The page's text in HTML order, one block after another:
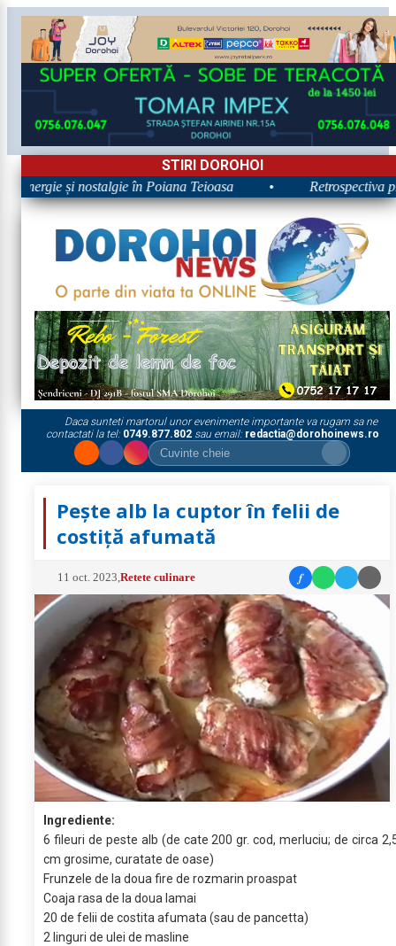
STIRI DOROHOI
și nostalgie în Poiana Teioasa Retrospectiva
Daca sunteti martorul unor evenimente importante va rugam sa ne
contactati la tel: 0749.877.802sau email: redactia@dorohoinews.ro
Pește alb la cuptor în felii de
costiță afumată
11 oct. 2023 ,Retete culinare f
Ingrediente:
6 fileuri de peste alb (de cate 200 gr. cod, merluciu; de circa
cm grosime, curatate de oase)
Frunzele de la doua fire de rozmarin proaspat
Coaja rasa de la doua lamai
20 de felii de costita afumata (sau de pancetta)
2 linguri de ulei de masline